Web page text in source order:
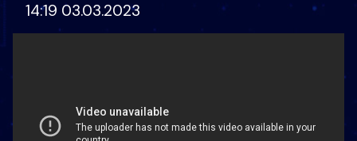
14:19 03.03.2023